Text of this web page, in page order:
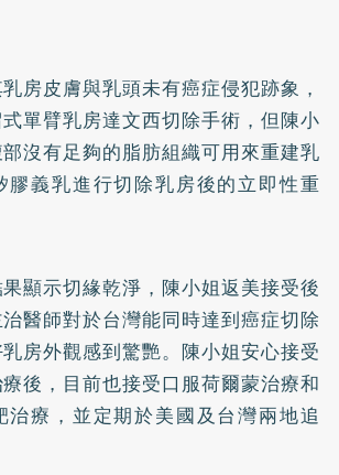
房皮膚與乳頭未有癌症侵犯跡象，
單臂乳房達文西切除手術，但陳小
沒有足夠的脂肪組織可用來重建乳
膠義乳進行切除乳房後的立即性重
顯示切緣乾淨，陳小姐返美接受後
醫師對於台灣能同時達到癌症切除
房外觀感到驚艷。陳小姐安心接受
後，目前也接受口服荷爾蒙治療和
治療，並定期於美國及台灣兩地追